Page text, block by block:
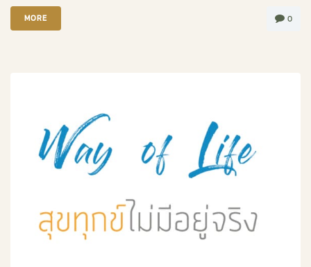
MORE 0